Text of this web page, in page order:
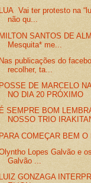
Vai ter protesto na
não qu...
SANTOS DE
Mesquita* me...
publicações do
recolher, ta...
DE MARCELO
NO DIA 20 PRÓXIMO
SEMPRE BOM
NOSSO TRIO
COMEÇAR BEM O
Lopes Galvão e
Galvão ...
GONZAGA